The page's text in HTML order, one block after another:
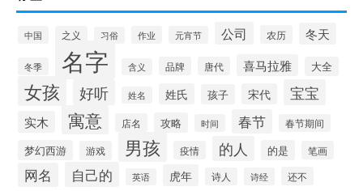
中国 之义 习俗 作业 元宵节 公司 农历 冬天
冬季 名字 含义 品牌 唐代 喜马拉雅 大全
女孩 好听 姓名 姓氏 孩子 宋代 宝宝
实木 寓意 店名 攻略 时间 春节 春节期间
梦幻西游 游戏 男孩 疫情 的人 的是 笔画
网名 自己的 英语 虎年 诗人 诗经 还不